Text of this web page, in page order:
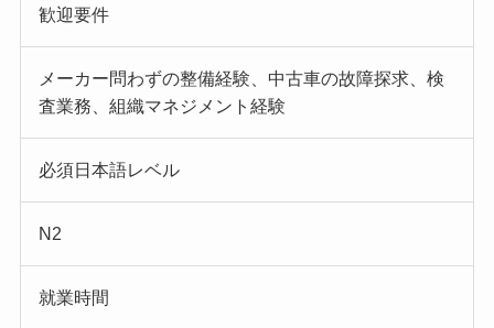
歓迎要件
メーカー問わずの整備経験、中古車の故障探求、検
査業務、組織マネジメント経験
必須日本語レベル
N2
就業時間